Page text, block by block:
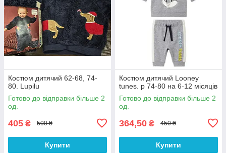
Костюм дитячий 62-68, 74-
80. Lupilu
Готово до відправки більше 2
од.
405 ₴ 500 ₴
Купити
Костюм дитячий Looney
tunes. р 74-80 на 6-12 місяців
Готово до відправки більше 2
од.
364,50 ₴ 450 ₴
Купити